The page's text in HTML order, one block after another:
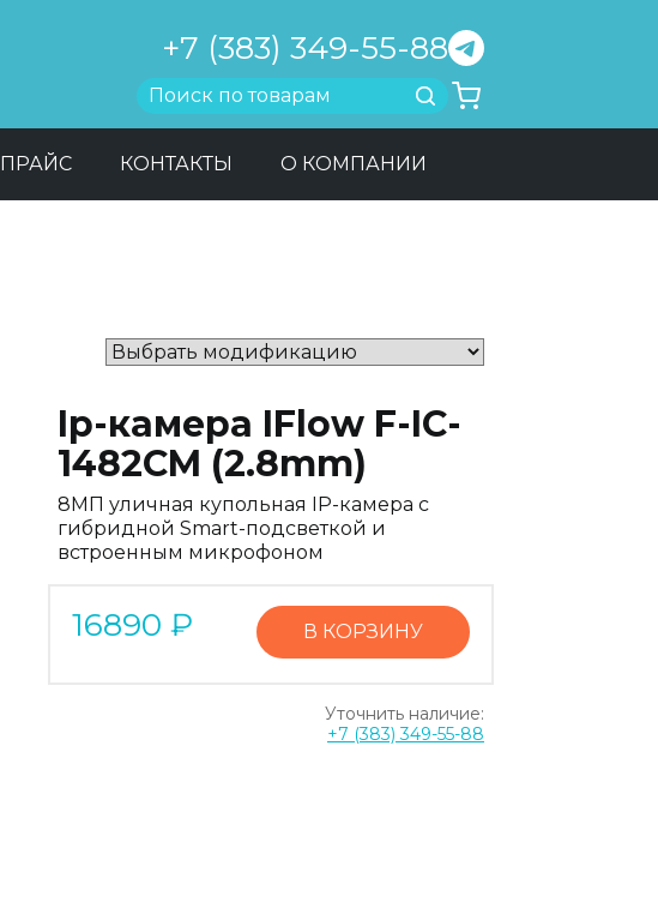
+7 (383) 349-55-88
Найти
ПРАЙС КОНТАКТЫ О КОМПАНИИ
Ip-камера IFlow F-IC-
1482CM (2.8mm)
8МП уличная купольная IP-камера с
гибридной Smart-подсветкой и
встроенным микрофоном
16890 ₽ В КОРЗИНУ
Уточнить наличие:
+7 (383) 349-55-88